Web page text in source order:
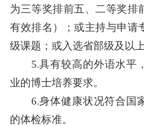
为三等奖排前五、二等奖排
有效排名）；或主持与申请
级课题；或入选省部级及以
5.具有较高的外语水平 ，
业的博士培养要求。
6.身体健康状况符合国
的体检标准。